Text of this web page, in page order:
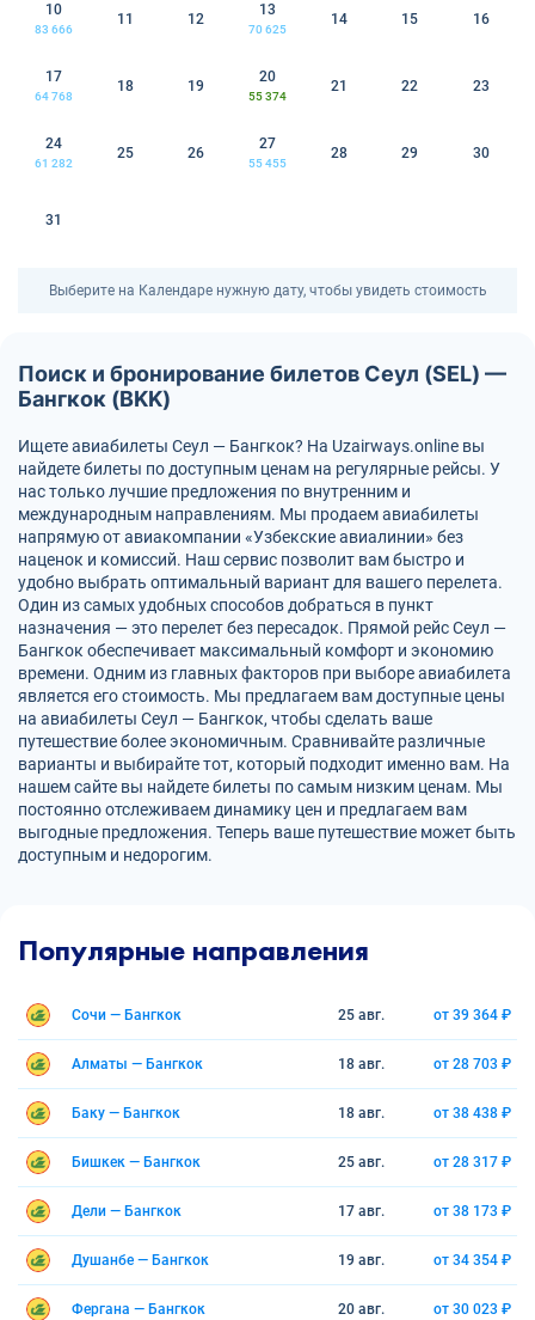
10
83 666
11 12
13
70 625
14 15 16
17
64 768
18 19
20
55 374
21 22 23
24
61 282
25 26
27
55 455
28 29 30
31
Выберите на Календаре нужную дату, чтобы увидеть стоимость
Поиск и бронирование билетов Сеул (SEL) —
Бангкок (BKK)
Ищете авиабилеты Сеул — Бангкок? На Uzairways.online вы
найдете билеты по доступным ценам на регулярные рейсы. У
нас только лучшие предложения по внутренним и
международным направлениям. Мы продаем авиабилеты
напрямую от авиакомпании «Узбекские авиалинии» без
наценок и комиссий. Наш сервис позволит вам быстро и
удобно выбрать оптимальный вариант для вашего перелета.
Один из самых удобных способов добраться в пункт
назначения — это перелет без пересадок. Прямой рейс Сеул —
Бангкок обеспечивает максимальный комфорт и экономию
времени. Одним из главных факторов при выборе авиабилета
является его стоимость. Мы предлагаем вам доступные цены
на авиабилеты Сеул — Бангкок, чтобы сделать ваше
путешествие более экономичным. Сравнивайте различные
варианты и выбирайте тот, который подходит именно вам. На
нашем сайте вы найдете билеты по самым низким ценам. Мы
постоянно отслеживаем динамику цен и предлагаем вам
выгодные предложения. Теперь ваше путешествие может быть
доступным и недорогим.
Популярные направления
Сочи — Бангкок 25 авг. от 39 364 ₽
Алматы — Бангкок 18 авг. от 28 703 ₽
Баку — Бангкок 18 авг. от 38 438 ₽
Бишкек — Бангкок 25 авг. от 28 317 ₽
Дели — Бангкок 17 авг. от 38 173 ₽
Душанбе — Бангкок 19 авг. от 34 354 ₽
Фергана — Бангкок 20 авг. от 30 023 ₽